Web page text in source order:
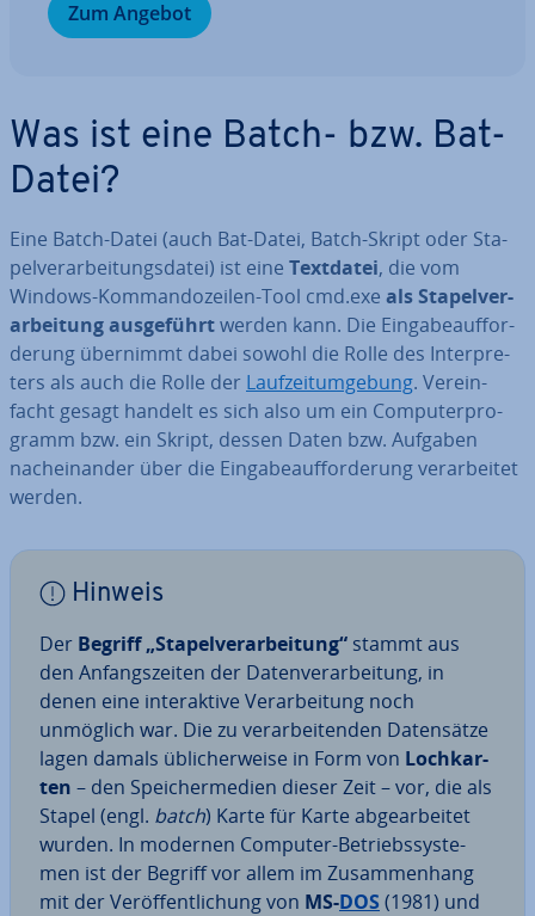
Zum Angebot
Was ist eine Batch- bzw. Bat-
Datei?
Eine Batch-Datei (auch Bat-Datei, Batch-Skript oder Sta­
pel­ver­ar­bei­tungs­da­tei) ist eine Textdatei, die vom
Windows-Kom­man­do­zei­len-Tool cmd.exe als Sta­pel­ver­
ar­bei­tung aus­ge­führtwerden kann. Die Ein­ga­be­auf­for­
de­rung übernimmt dabei sowohl die Rolle des In­ter­pre­
ters als auch die Rolle der Lauf­zeit­um­ge­bung. Ver­ein­
facht gesagt handelt es sich also um ein Com­pu­ter­pro­
gramm bzw. ein Skript, dessen Daten bzw. Aufgaben
nach­ein­an­der über die Ein­ga­be­auf­for­de­rung ver­ar­bei­tet
werden.
Hinweis
Der Begriff „Sta­pel­ver­ar­bei­tung“ stammt aus
den An­fangs­zei­ten der Da­ten­ver­ar­bei­tung, in
denen eine in­ter­ak­ti­ve Ver­ar­bei­tung noch
unmöglich war. Die zu ver­ar­bei­ten­den Da­ten­sät­ze
lagen damals üb­li­cher­wei­se in Form von Loch­kar­
ten – den Spei­cher­me­di­en dieser Zeit – vor, die als
Stapel (engl. batch) Karte für Karte ab­ge­ar­bei­tet
wurden. In modernen Computer-Be­triebs­sys­te­
men ist der Begriff vor allem im Zu­sam­men­hang
mit der Ver­öf­fent­li­chung von MS-DOS (1981) und